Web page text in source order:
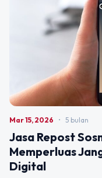
Mar 15, 2026 • 5 bulan
Jasa Repost
Memperluas
Digital